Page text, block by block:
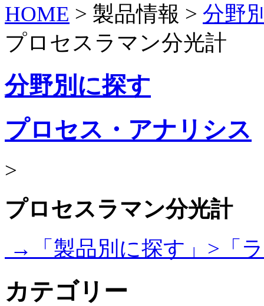
HOME > 製品情報 > 分野
プロセスラマン分光計
分野別に探す
プロセス・アナリシス
>
プロセスラマン分光計
→ 「製品別に探す」>「
カテゴリー